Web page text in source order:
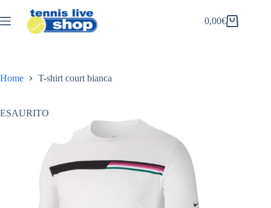
al
contenuto
Carrello
0,00€
Home T-shirt court bianca
ESAURITO